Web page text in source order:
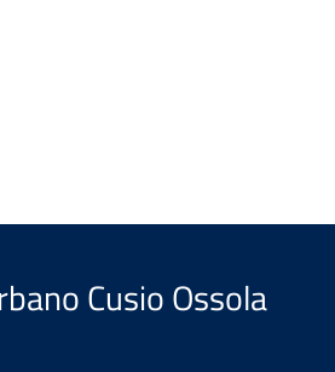
Cusio Ossola